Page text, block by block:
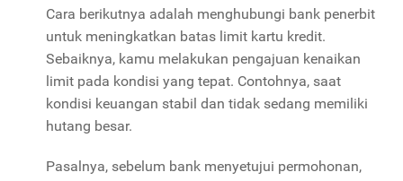
Cara berikutnya adalah menghubungi bank penerbit
untuk meningkatkan batas limit kartu kredit.
Sebaiknya, kamu melakukan pengajuan kenaikan
limit pada kondisi yang tepat. Contohnya, saat
kondisi keuangan stabil dan tidak sedang memiliki
hutang besar.
Pasalnya, sebelum bank menyetujui permohonan,